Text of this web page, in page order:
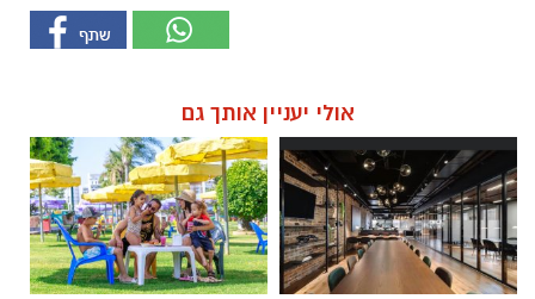
אולי יעניין אותך גם